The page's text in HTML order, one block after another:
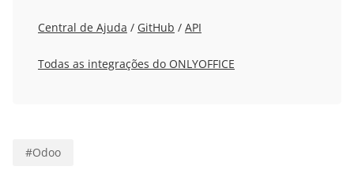
Central de Ajuda / GitHub / API
Todas as integrações do ONLYOFFICE
#Odoo